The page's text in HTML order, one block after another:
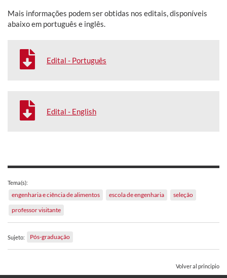
Mais informações podem ser obtidas nos editais, disponíveis
abaixo em português e inglês.
Edital - Português
Edital - English
Tema(s):
engenharia e ciência de alimentos escola de engenharia
seleção
professor visitante
Sujeto: Pós-graduação
Volver al principio